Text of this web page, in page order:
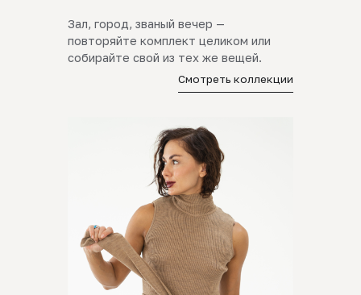
Зал, город, званый вечер —
повторяйте комплект целиком или
собирайте свой из тех же вещей.
Смотреть коллекции